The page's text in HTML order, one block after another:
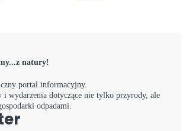
natury!
portal informacyjny.
i wydarzenia dotyczące nie tylko przyrody, ale
odpadami.